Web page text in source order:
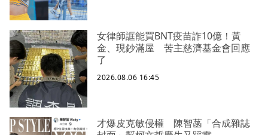
女律師誆能買BNT疫苗詐10億！黃
金、現鈔滿屋 苦主慈濟基金會回應
了
2026.08.06 16:45
才爆皮克敏侵權 陳智菡「合成雜誌